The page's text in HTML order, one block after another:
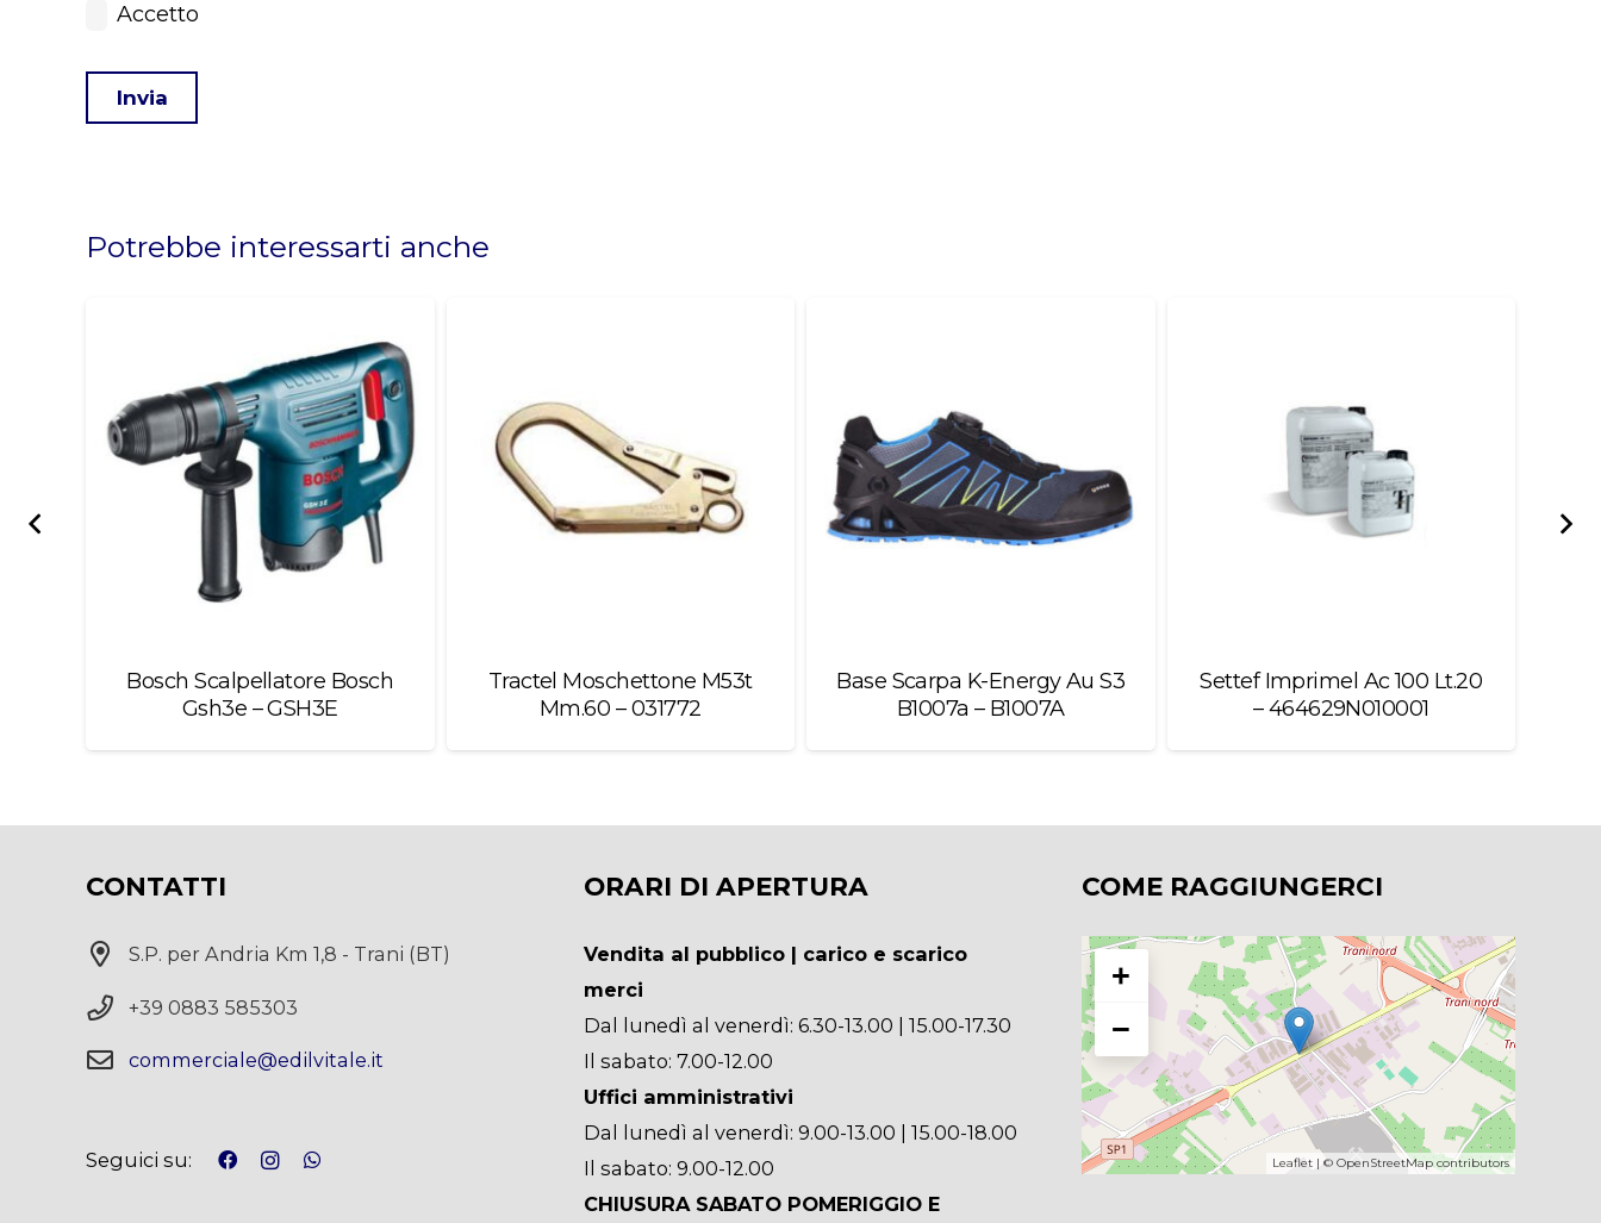
Accetto
Invia
should
Potrebbe interessarti anche
Bosch Scalpellatore Bosch
Gsh3e – GSH3E
Tractel Moschettone M53t
Mm.60 – 031772
Base Scarpa K-Energy Au S3
B1007a – B1007A
Settef Imprimel Ac 100 Lt.20
– 464629N010001
CONTATTI
S.P. per Andria Km 1,8 - Trani (BT)
+39 0883 585303
commerciale@edilvitale.it
Seguici su:
ORARI DI APERTURA
Vendita al pubblico | carico e scarico
merci
Dal lunedì al venerdì: 6.30-13.00 | 15.00-17.30
Il sabato: 7.00-12.00
Uffici amministrativi
Dal lunedì al venerdì: 9.00-13.00 | 15.00-18.00
Il sabato: 9.00-12.00
CHIUSURA SABATO POMERIGGIO E
COME RAGGIUNGERCI
+
−
Leaflet| © OpenStreetMapcontributors